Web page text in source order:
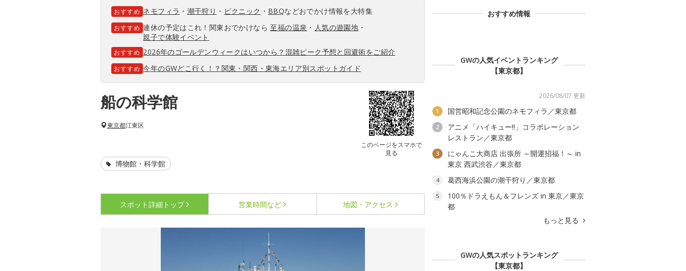
おすすめ ネモフィラ ・ 潮干狩り ・ ピクニック ・ BBQなどおでかけ情報を大特集
おすすめ 連休の予定はこれ！関東おでかけなら至福の温泉 ・ 人気の遊園地 ・
親子で体験イベント
おすすめ 2026年のゴールデンウィークはいつから？混雑ピーク予想と回避術をご紹介
おすすめ 今年のGWどこ行く！？関東・関西・東海エリア別スポットガイド
船の科学館
このページをスマホで
見る
東京都江東区
博物館・科学館
スポット詳細 トップ 営業時間など 地図・アクセス
おすすめ情報
GWの人気イベントランキング
【東京都】
2026/08/07 更新
1 国営昭和記念公園のネモフィラ／東京都
2
アニメ「ハイキュー!!」コラボレーション
レストラン／東京都
3
にゃんこ大商店 出張所 ～開運招福！～ in
東京 西武渋谷／東京都
4 葛西海浜公園の潮干狩り／東京都
5
100％ドラえもん＆フレンズ in 東京／東京
都
もっと見る
GWの人気スポットランキング
【東京都】